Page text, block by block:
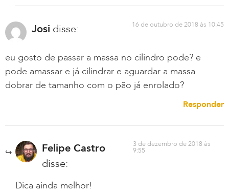
Josi disse: 16 de outubro de 2018 às 10:45
eu gosto de passar a massa no cilindro pode? e
pode amassar e já cilindrar e aguardar a massa
dobrar de tamanho com o pão já enrolado?
Responder
Felipe Castro
disse:
3 de dezembro de 2018 às
9:55
Dica ainda melhor!